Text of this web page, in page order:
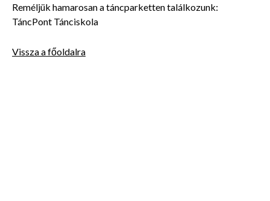
Reméljük hamarosan a táncparketten találkozunk:
TáncPont Tánciskola
Vissza a főoldalra